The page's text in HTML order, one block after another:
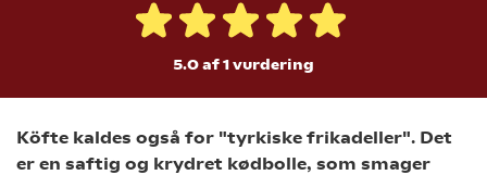
5.0 af 1vurdering
Köfte kaldes også for "tyrkiske frikadeller". Det
er en saftig og krydret kødbolle, som smager